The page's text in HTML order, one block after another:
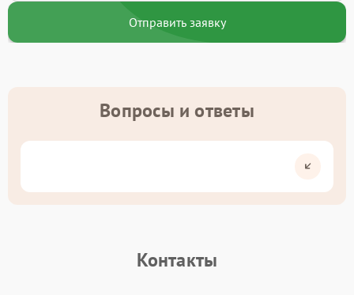
Отправить заявку
Вопросы и ответы
Контакты